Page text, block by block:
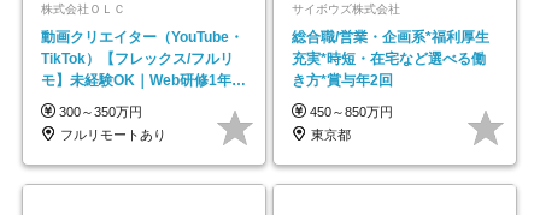
株式会社ＯＬＣ
動画クリエイター（YouTube・
TikTok）【フレックス/フルリ
モ】未経験OK｜Web研修1年間
｜副業OK
300～350万円
フルリモートあり
サイボウズ株式会社
総合職/営業・企画系*福利厚生
充実*時短・在宅など選べる働
き方*賞与年2回
450～850万円
東京都